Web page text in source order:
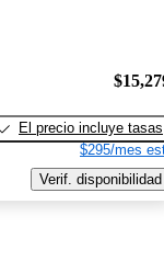
El precio incluye tasas
$295/mes
Verif. disponibilidad